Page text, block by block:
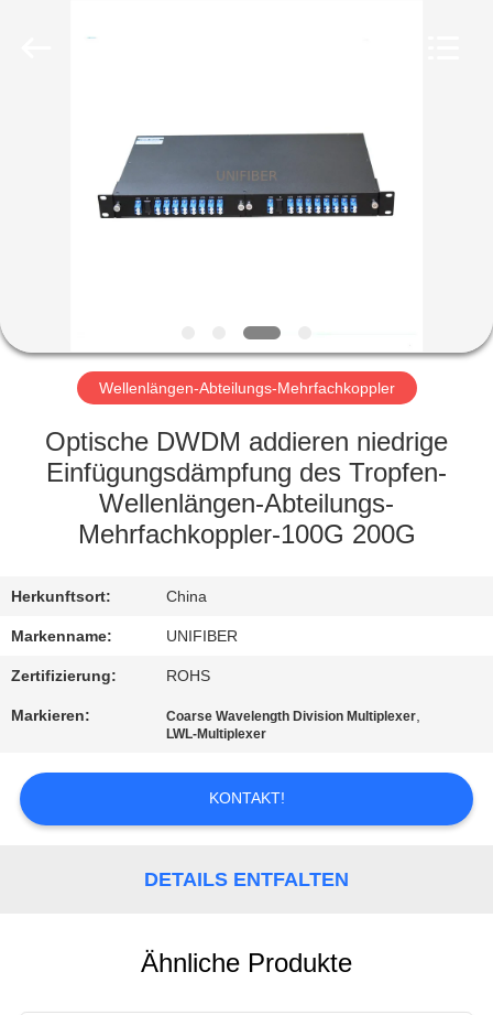
PRODUKTE
FABRIK-
AUSFLUG
QUALITÄTSKONTROLLE
TRETEN
MIT
UNS
IN
VERBINDUNG
NACHRICHTEN
Wellenlängen-Abteilungs-Mehrfachkoppler
Optische DWDM addieren niedrige
Einfügungsdämpfung des Tropfen-
Wellenlängen-Abteilungs-
Mehrfachkoppler-100G 200G
Herkunftsort: China
Markenname: UNIFIBER
Zertifizierung: ROHS
Markieren: Coarse Wavelength Division Multiplexer,
LWL-Multiplexer
KONTAKT!
DETAILS ENTFALTEN
Ähnliche Produkte